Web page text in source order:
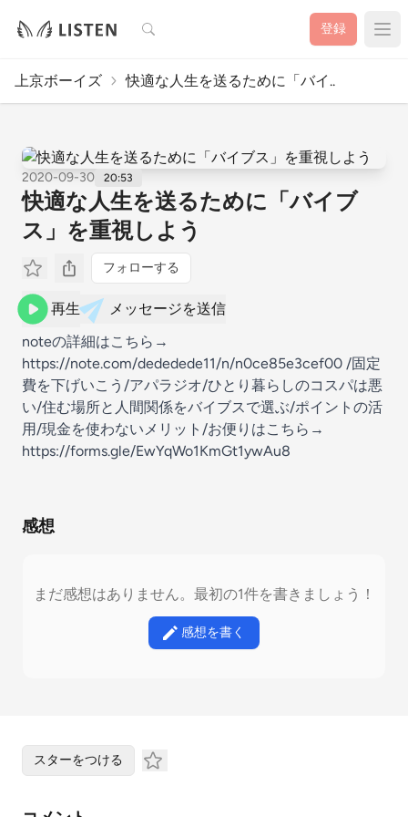
検索 登録
上京ボーイズ 快適な人生を送るために「バイ..
2020-09-30 20:53
快適な人生を送るために「バイブ
ス」を重視しよう
フォローする
再生
メッセージを送信
noteの詳細はこちら→
https://note.com/dededede11/n/n0ce85e3cef00 /固定
費を下げいこう/アパラジオ/ひとり暮らしのコスパは悪
い/住む場所と人間関係をバイブスで選ぶ/ポイントの活
用/現金を使わないメリット/お便りはこちら→
https://forms.gle/EwYqWo1KmGt1ywAu8
感想
まだ感想はありません。最初の1件を書きましょう！
感想を書く
スターをつける